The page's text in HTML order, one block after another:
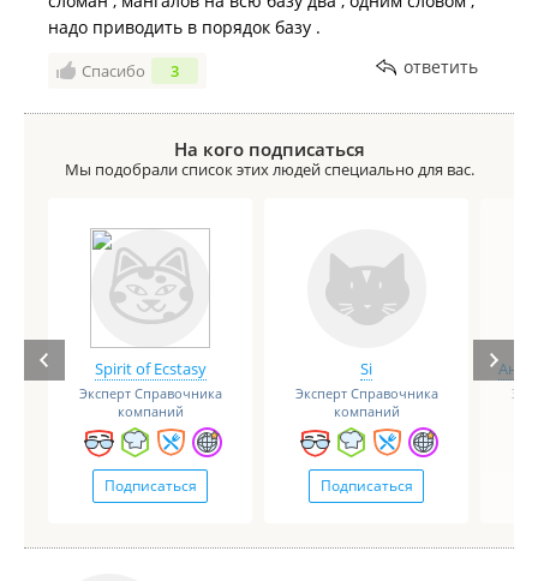
ПРИСВАИВАЕТ ЧУЖИЕ ДЕНЕЖНЫЕ СРЕДСТВА!
надо приводить в порядок базу .
Спасибо 3 ответить
На кого подписаться
Мы подобрали список этих людей специально для вас.
Spirit of Ecstasy
Эксперт Справочника
компаний
Подписаться
Si
Эксперт Справочника
компаний
Подписаться